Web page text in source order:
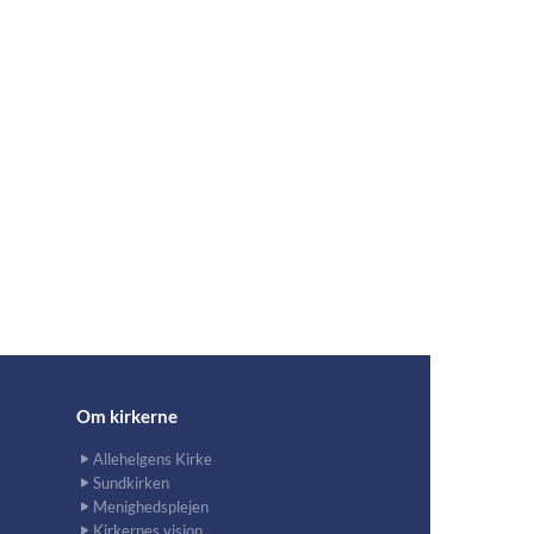
Om kirkerne
Allehelgens Kirke
Sundkirken
Menighedsplejen